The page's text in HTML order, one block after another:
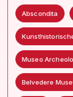
Abscondita
Museo
Belvedere